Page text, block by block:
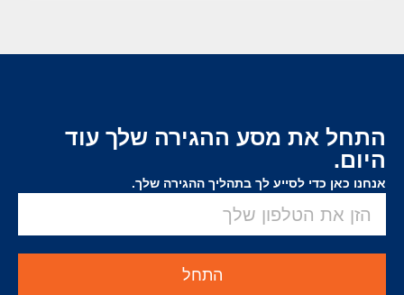
התחל את מסע ההגירה שלך עוד
היום.
אנחנו כאן כדי לסייע לך בתהליך ההגירה שלך.
התחל